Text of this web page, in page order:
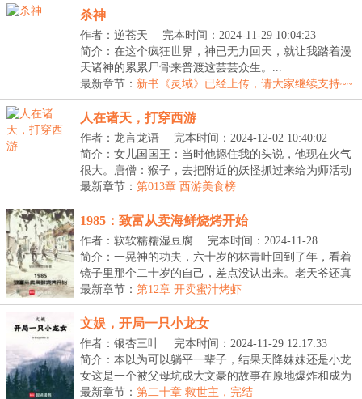
杀神
作者：逆苍天
完本时间：2024-11-29 10:04:23
简介：在这个疯狂世界，神已无力回天，就让我踏着漫
天诸神的累累尸骨来普渡这芸芸众生。...
最新章节： 新书《灵域》已经上传，请大家继续支持~~
人在诸天，打穿西游
作者：龙言龙语
完本时间：2024-12-02 10:40:02
简介：女儿国国王：当时他摁住我的头说，他现在火气
很大。唐僧：猴子，去把附近的妖怪抓过来给为师活动
活...
最新章节： 第013章 西游美食榜
1985：致富从卖海鲜烧烤开始
作者：软软糯糯湿豆腐
完本时间：2024-11-28
23:57:17
简介：一晃神的功夫，六十岁的林青叶回到了年，看着
镜子里那个二十岁的自己，差点没认出来。老天爷还真
给...
最新章节： 第12章 开卖蜜汁烤虾
文娱，开局一只小龙女
作者：银杏三叶
完本时间：2024-11-29 12:17:33
简介：本以为可以躺平一辈子，结果天降妹妹还是小龙
女这是一个被父母坑成大文豪的故事在原地爆炸和成为
文...
最新章节： 第二十章 救世主，完结